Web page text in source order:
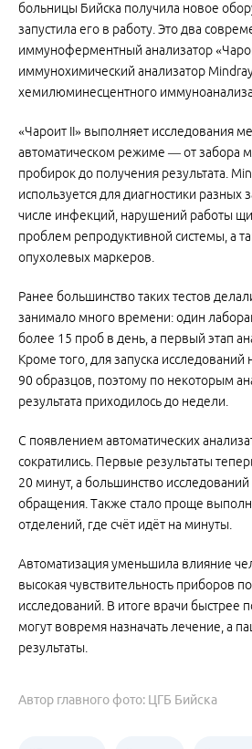
больницы Бийска получила новое
запустила его в работу. Это два
иммуноферментный анализатор
иммунохимический анализатор
хемилюминесцентного
«Чароит II» выполняет исследования
автоматическом режиме — от забора
пробирок до получения результата.
используется для диагностики разных
числе инфекций, нарушений работы
проблем репродуктивной системы, а
опухолевых маркеров.
Ранее большинство таких тестов
занимало много времени: один
более 15 проб в день, а первый этап
Кроме того, для запуска
90 образцов, поэтому по некоторым
результата приходилось до недели.
С появлением автоматических
сократились. Первые результаты
20 минут, а большинство
обращения. Также стало проще
отделений, где счёт идёт на минуты.
Автоматизация уменьшила влияние
высокая чувствительность приборов
исследований. В итоге врачи быстрее
могут вовремя назначать лечение, а
результаты.
Автор главного фото: ЦГБ Бийска